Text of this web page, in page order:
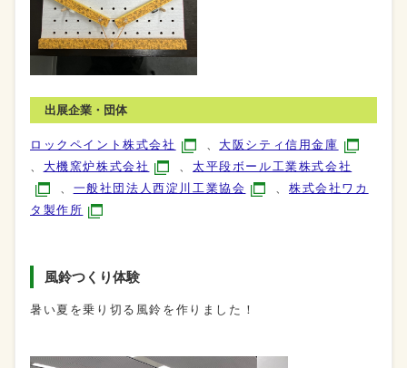
出展企業・団体
ロックペイント株式会社 、 大阪シティ信用金庫
、 大機窯炉株式会社 、太平段ボール工業株式会社
、 一般社団法人西淀川工業協会 、株式会社ワカ
タ製作所
風鈴つくり体験
暑い夏を乗り切る風鈴を作りました！